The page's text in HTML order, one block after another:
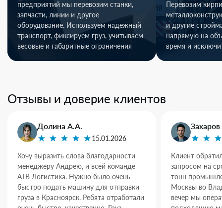
предприятий мы перевозим станки,
запчасти, линии и другое
оборудование. Используем надежный
транспорт, фиксируем груз, учитываем
весовые и габаритные ограничения
Перевозим
и другие
напрямую на
время и
Отзывы и доверие клиентов
Долина А.А.
15.01.2026
Хочу выразить слова благодарности
менеджеру Андрею, и всей команде
АТВ Логистика. Нужно было очень
быстро подать машину для отправки
груза в Красноярск. Ребята отработали
Клиент
запросом на
тонн
Москвы во
вечер мы